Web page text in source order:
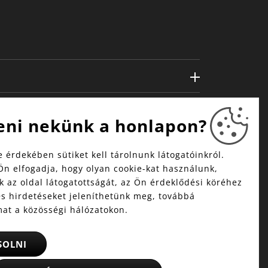
nekünk a honlapon?
érdekében sütiket kell tárolnunk látogatóinkról.
elfogadja, hogy olyan cookie-kat használunk,
az oldal látogatottságát, az Ön érdeklődési köréhez
hirdetéseket jeleníthetünk meg, továbbá
a közösségi hálózatokon.